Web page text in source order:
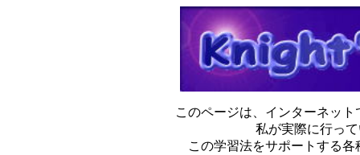
このページは、インターネッ
私が実際に行っ
この学習法をサポートする